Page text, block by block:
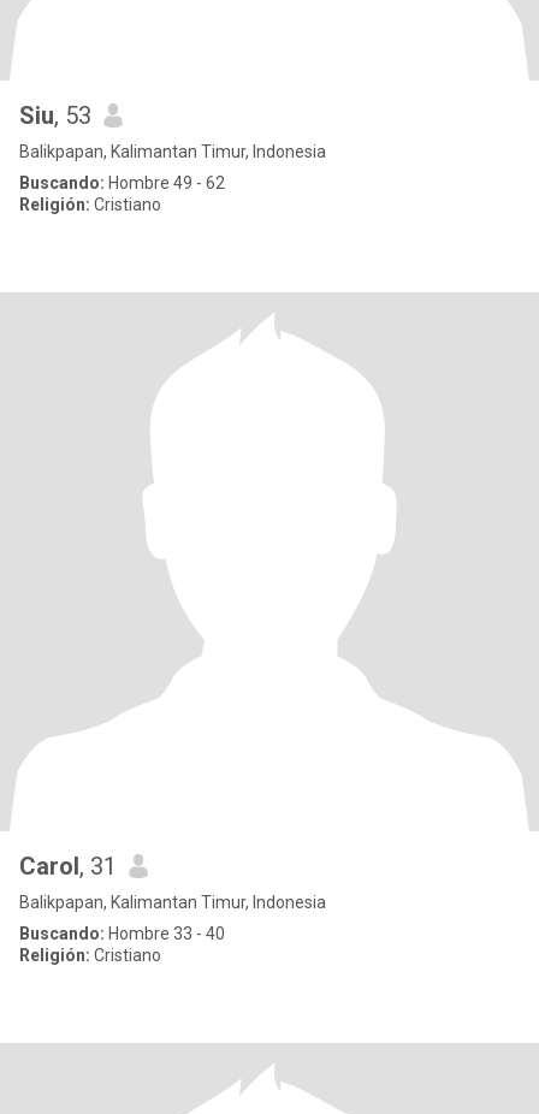
Siu, 53
Balikpapan, Kalimantan Timur, Indonesia
Buscando: Hombre 49 - 62
Religión: Cristiano
Carol, 31
Balikpapan, Kalimantan Timur, Indonesia
Buscando: Hombre 33 - 40
Religión: Cristiano